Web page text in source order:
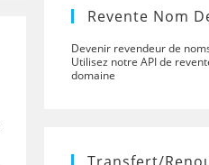
Revente Nom
Devenir revendeur de
Utilisez notre API de
domaine